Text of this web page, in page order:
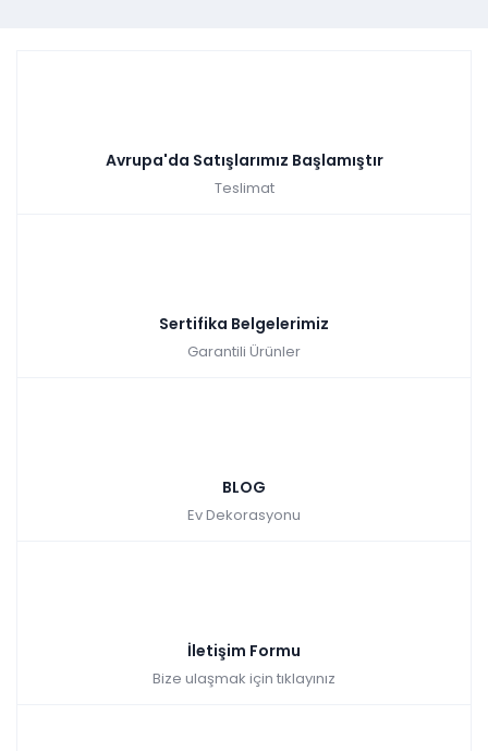
Avrupa'da Satışlarımız Başlamıştır
Teslimat
Sertifika Belgelerimiz
Garantili Ürünler
BLOG
Ev Dekorasyonu
İletişim Formu
Bize ulaşmak için tıklayınız